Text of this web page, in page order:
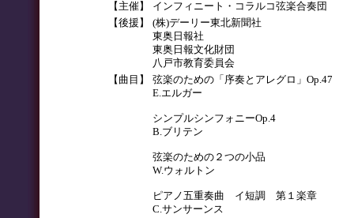
【主催】
インフィニート・コラルコ弦楽合奏団
【後援】
(株)デーリー東北新聞社
東奥日報社
東奥日報文化財団
八戸市教育委員会
【曲目】
弦楽のための「序奏とアレグロ」Op.47
E.エルガー
シンプルシンフォニーOp.4
B.ブリテン
弦楽のための２つの小品
W.ウォルトン
ピアノ五重奏曲 イ短調 第１楽章
C.サンサーンス